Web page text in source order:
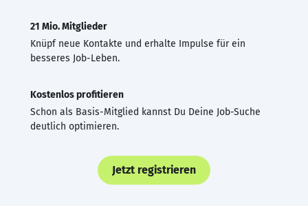
21 Mio. Mitglieder
Knüpf neue Kontakte und erhalte Impulse für ein
besseres Job-Leben.
Kostenlos profitieren
Schon als Basis-Mitglied kannst Du Deine Job-Suche
deutlich optimieren.
Jetzt registrieren